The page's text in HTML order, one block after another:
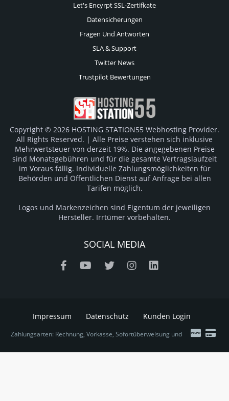
Let's Encyrpt SSL-Zertifkate
Datensicherungen
Fragen Und Antworten
SLA & Support
Twitter News
Trustpilot Bewertungen
Copyright © 2026 HOSTING STATION55 Webhosting Provider.
All Rights Reserved. | Alle Preise verstehen sich inklusive
Mehrwertsteuer von derzeit 19%. Die angegebenen Preise
sind Monatsgebühren und für die gesamte Vertragslaufzeit
im Voraus fällig. Individuelle Zahlungsmöglichkeiten für
Behörden und Öffentlichen Dienst auf Anfrage bei allen
Tarifen möglich.
Logos und Markenzeichen sind Eigentum der jeweiligen
Hersteller. Irrtümer vorbehalten.
SOCIAL MEDIA
Impressum Datenschutz Kunden Login
Zahlungsarten: Rechnung, Vorkasse, Sofortüberweisung und